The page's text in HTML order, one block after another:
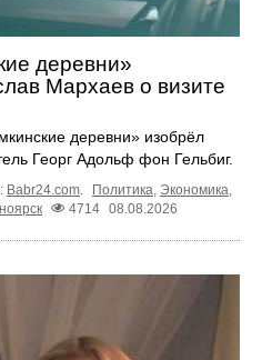
деревни»
Мархаев о визите
деревни» изобрёл
Георг Адольф фон Гельбиг.
Babr24.com. Политика, Экономика,
4714 08.08.2026